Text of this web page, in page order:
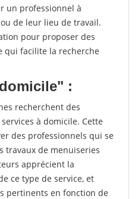
un professionnel à
de leur lieu de travail.
pour proposer des
qui facilite la recherche
:
recherchent des
à domicile. Cette
des professionnels qui se
travaux de menuiseries
apprécient la
ce type de service, et
pertinents en fonction de